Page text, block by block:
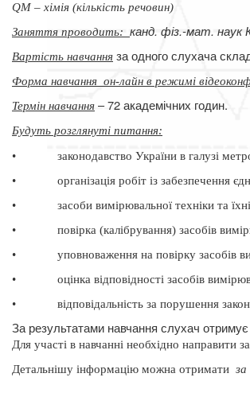
QМ – хімія (кількість речовин)
Заняття проводить: канд. фіз.-мат. наук
Вартість навчання за одного слухача
Форма навчання он-лайн в режимі
Термін навчання – 72 академічних годин.
Будуть розглянуті питання:
•
законодавство України в галузі
•
організація робіт із забезпечення
•
засоби вимірювальної техніки та
•
повірка (калібрування) засобів
•
уповноваження на повірку засобів
•
оцінка відповідності засобів
•
відповідальність за порушення
За результатами навчання слухач отримує
Для участі в навчанні необхідно направити
Детальнішу інформацію можна отримати